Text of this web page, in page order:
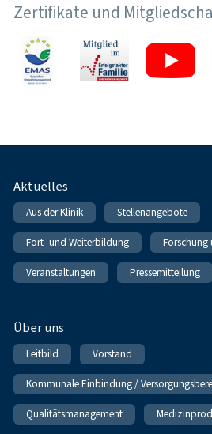
Zertifikate und
Fußnavigation
Aktuelles
Aus der Klinik Stellenangebote
Fort- und Weiterbildung Forschung
Veranstaltungen Pressemitteilung
Über uns
Leitbild Vorstand
Kommunale Einbindung /
Qualitätsmanagement